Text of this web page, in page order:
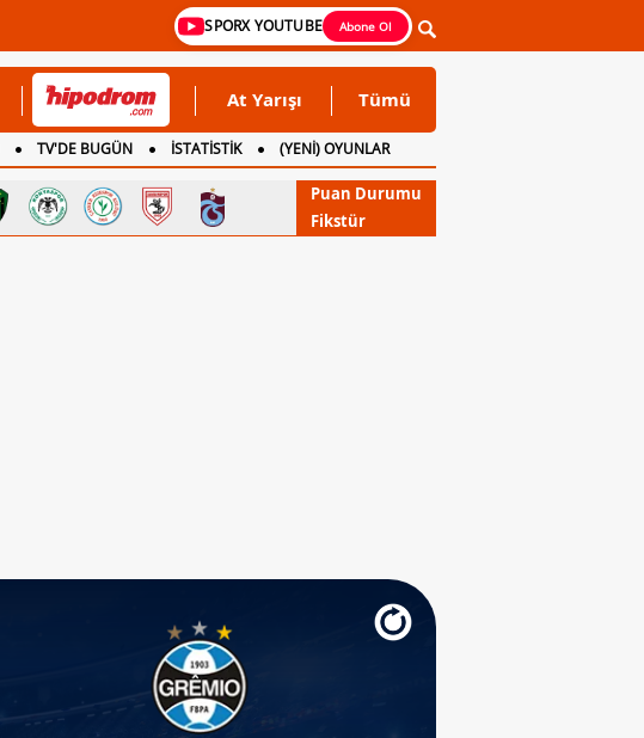
SPORX YOUTUBE Abone Ol
At Yarışı Tümü
TV'DE BUGÜN İSTATİSTİK
(YENİ) OYUNLAR
Puan Durumu
Fikstür